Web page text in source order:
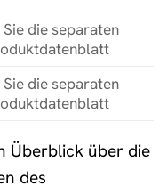
die separaten
die separaten
Überblick über die
des